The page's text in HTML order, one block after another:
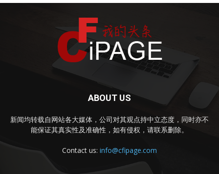
ABOUT US
新闻均转载自网站各大媒体，公司对其观点持中立态度，同时亦不
能保证其真实性及准确性，如有侵权，请联系删除。
Contact us: info@cfipage.com